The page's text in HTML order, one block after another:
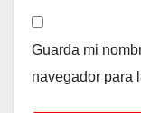
Guarda mi
navegador para